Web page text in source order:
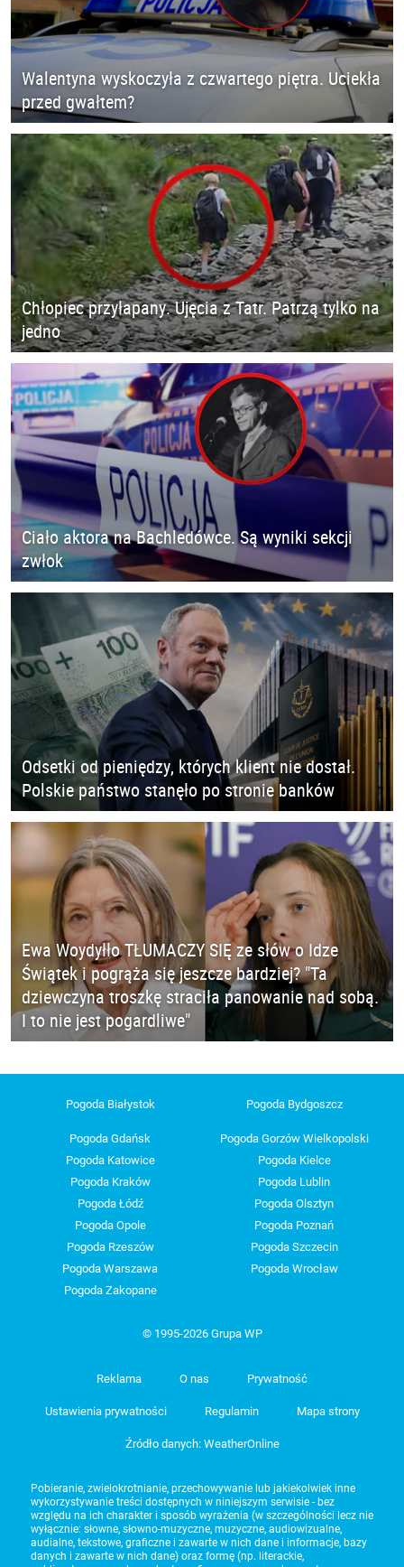
Walentyna wyskoczyła z czwartego piętra. Uciekła
przed gwałtem?
Chłopiec przyłapany. Ujęcia z Tatr. Patrzą tylko na
jedno
Ciało aktora na Bachledówce. Są wyniki sekcji
zwłok
Odsetki od pieniędzy, których klient nie dostał.
Polskie państwo stanęło po stronie banków
Ewa Woydyłło TŁUMACZY SIĘ ze słów o Idze
Świątek i pogrąża się jeszcze bardziej? "Ta
dziewczyna troszkę straciła panowanie nad sobą.
I to nie jest pogardliwe"
Pogoda Białystok Pogoda Bydgoszcz
Pogoda Gdańsk
Pogoda Gorzów Wielkopolski
Pogoda Katowice
Pogoda Kielce
Pogoda Kraków
Pogoda Lublin
Pogoda Łódź
Pogoda Olsztyn
Pogoda Opole
Pogoda Poznań
Pogoda Rzeszów
Pogoda Szczecin
Pogoda Warszawa
Pogoda Wrocław
Pogoda Zakopane
© 1995-2026 Grupa WP
Reklama O nas Prywatność
Ustawienia prywatności Regulamin Mapa strony
Źródło danych: WeatherOnline
Pobieranie, zwielokrotnianie, przechowywanie lub jakiekolwiek inne
wykorzystywanie treści dostępnych w niniejszym serwisie - bez
względu na ich charakter i sposób wyrażenia (w szczególności lecz nie
wyłącznie: słowne, słowno-muzyczne, muzyczne, audiowizualne,
audialne, tekstowe, graficzne i zawarte w nich dane i informacje, bazy
danych i zawarte w nich dane) oraz formę (np. literackie,